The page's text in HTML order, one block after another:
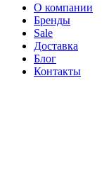
О компании
Бренды
Sale
Доставка
Блог
Контакты